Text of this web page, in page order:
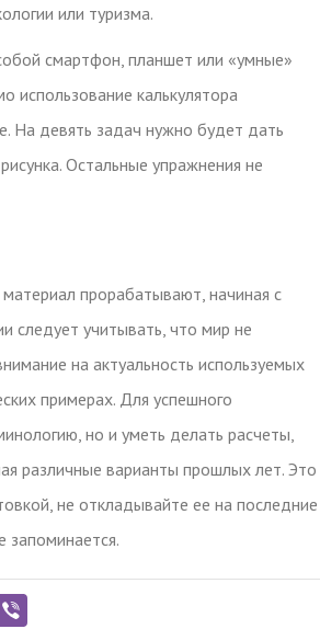
или туризма.
смартфон, планшет или «умные»
использование калькулятора
На девять задач нужно будет дать
Остальные упражнения не
прорабатывают, начиная с
следует учитывать, что мир не
на актуальность используемых
примерах. Для успешного
но и уметь делать расчеты,
различные варианты прошлых лет. Это
не откладывайте ее на последние
запоминается.